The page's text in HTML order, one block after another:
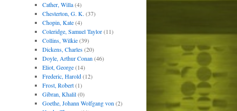
Cather, Willa(4)
Chesterton, G. K. (37)
Chopin, Kate(4)
Coleridge, Samuel Taylor(11)
Collins, Wilkie(39)
Dickens, Charles(20)
Doyle, Arthur Conan (46)
Eliot, George(14)
Frederic, Harold(12)
Frost, Robert(1)
Gibran, Khalil(0)
Goethe, Johann Wolfgang von (2)